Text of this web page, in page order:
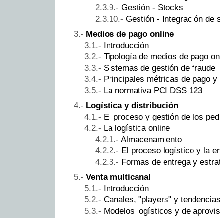
Gestión - Stocks
Gestión - Integración de
Medios de pago online
Introducción
Tipología de medios de pago
Sistemas de gestión de fraude
Principales métricas de pago y
La normativa PCI DSS 123
Logística y distribución
El proceso y gestión de los
La logística online
Almacenamiento
El proceso logístico y la
Formas de entrega y
Venta multicanal
Introducción
Canales, "players" y tendencias
Modelos logísticos y de